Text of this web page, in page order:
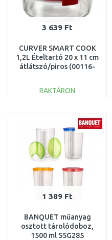
3 639 Ft
CURVER SMART COOK
1,2L Ételtartó 20 x 11 cm
átlátszó/piros (00116-
RAKTÁRON
Összehasonlítás
1 389 Ft
BANQUET műanyag
osztott tárolódoboz,
1500 ml 55G285